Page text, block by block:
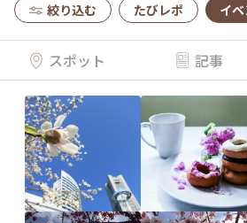
絞り込む たびレポ イ
スポット 記事